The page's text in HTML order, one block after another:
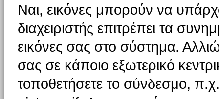
Ναι, εικόνες μπορούν να
διαχειριστής επιτρέπει τα
εικόνες σας στο σύστημα.
σας σε κάποιο εξωτερικό
τοποθετήσετε το σύνδεσμο,